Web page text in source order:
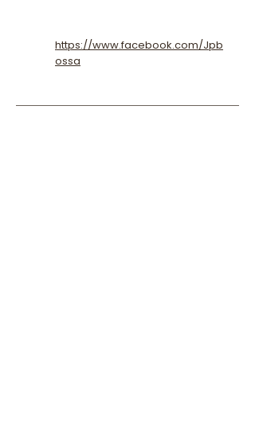
https://www.facebook.com/Jpb
ossa